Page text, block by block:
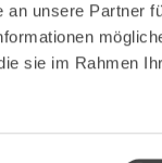
unsere Partner
sie im Rahmen